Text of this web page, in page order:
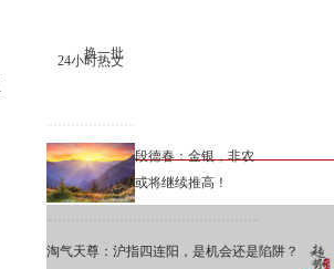
24小时热文
换一批
段德春：金银，非农
或将继续推高！
淘气天尊：沪指四连阳，是机会还是陷阱？